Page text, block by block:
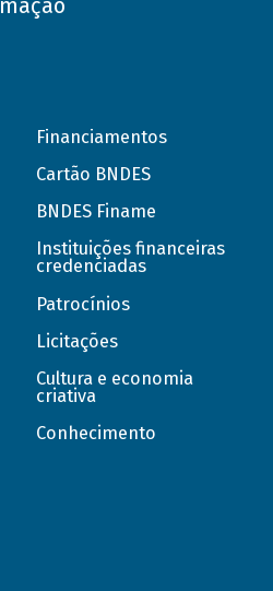
Financiamentos
Cartão BNDES
BNDES Finame
Instituições financeiras
credenciadas
Patrocínios
Licitações
Cultura e economia
criativa
Conhecimento